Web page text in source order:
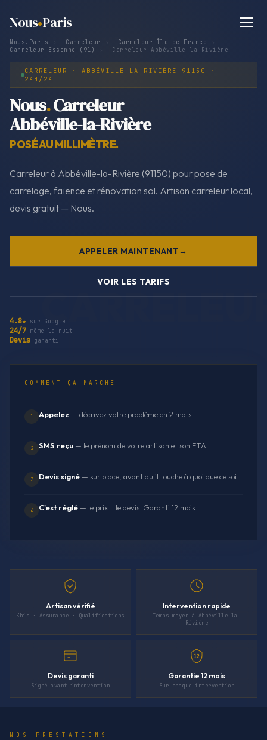
Nous Paris
Nous.Paris Carreleur Carreleur Île-de-France
Carreleur Essonne (91)
Carreleur Abbéville-la-Rivière
CARRELEUR · ABBÉVILLE-LA-RIVIÈRE 91150 ·
24H/24
Nous.Carreleur
Abbéville-la-Rivière
POSÉ AU MILLIMÈTRE.
Carreleur à Abbéville-la-Rivière (91150) pour pose de
carrelage, faïence et rénovation sol. Artisan carreleur local,
devis gratuit — Nous.
APPELER MAINTENANT
VOIR LES TARIFS
4.8★ sur Google
24/7 même la nuit
Devis garanti
COMMENT ÇA MARCHE
1 Appelez — décrivez votre problème en 2 mots
2 SMS reçu — le prénom de votre artisan et son ETA
3 Devis signé — sur place, avant qu'il touche à quoi que ce soit
4 C'est réglé — le prix = le devis. Garanti 12 mois.
Artisan vérifié
Kbis · Assurance · Qualifications
Intervention rapide
Temps moyen à Abbéville-la-
Rivière
Devis garanti
Signé avant intervention
12
Garantie 12 mois
Sur chaque intervention
NOS PRESTATIONS